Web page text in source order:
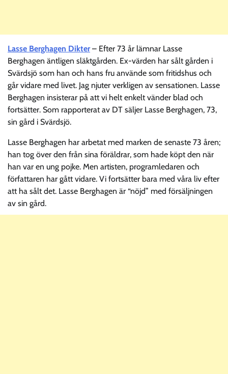
Lasse Berghagen Dikter– Efter 73 år lämnar Lasse
Berghagen äntligen släktgården. Ex-värden har sålt gården i
Svärdsjö som han och hans fru använde som fritidshus och
går vidare med livet. Jag njuter verkligen av sensationen. Lasse
Berghagen insisterar på att vi helt enkelt vänder blad och
fortsätter. Som rapporterat av DT säljer Lasse Berghagen, 73,
sin gård i Svärdsjö.
Lasse Berghagen har arbetat med marken de senaste 73 åren;
han tog över den från sina föräldrar, som hade köpt den när
han var en ung pojke. Men artisten, programledaren och
författaren har gått vidare. Vi fortsätter bara med våra liv efter
att ha sålt det. Lasse Berghagen är “nöjd” med försäljningen
av sin gård.